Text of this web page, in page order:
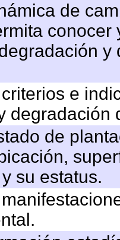
de
e
degradación
de
su estatus.